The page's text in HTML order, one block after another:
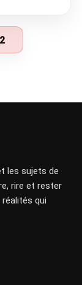
2
les sujets de
rire et rester
qui